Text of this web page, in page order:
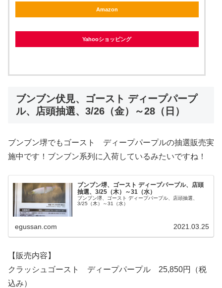
Amazon
Yahooショッピング
ブンブン伏見、ゴースト ディープパープ
ル、店頭抽選、3/26（金）～28（日）
ブンブン堺でもゴースト ディープパープルの抽選販売実
施中です！ブンブン系列に入荷しているみたいですね！
ブンブン堺、ゴースト ディープパープル、店頭
抽選、3/25（木）～31（水）
ブンブン堺、ゴースト ディープパープル、店頭抽選、
3/25（木）～31（水）
egussan.com 2021.03.25
【販売内容】
クラッシュゴースト ディープパープル 25,850円（税
込み）